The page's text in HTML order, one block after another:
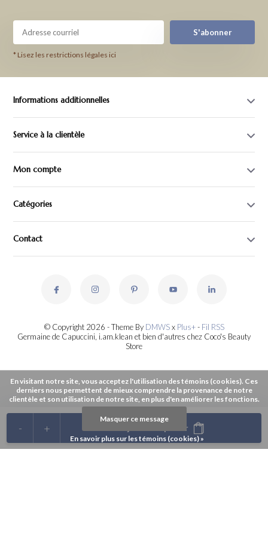
+
- Ajouter au panier
S'abonner
* Lisez les restrictions légales ici
Informations additionnelles
Service à la clientèle
Mon compte
Catégories
Contact
© Copyright 2026 - Theme By DMWSx Plus+- Fil RSS
Germaine de Capuccini, i.am.klean et bien d'autres chez Coco's Beauty
Store
En visitant notre site, vous acceptez l'utilisation des témoins (cookies). Ces
derniers nous permettent de mieux comprendre la provenance de notre
clientèle et son utilisation de notre site, en plus d'en améliorer les fonctions.
Masquer ce message
En savoir plus sur les témoins (cookies) »